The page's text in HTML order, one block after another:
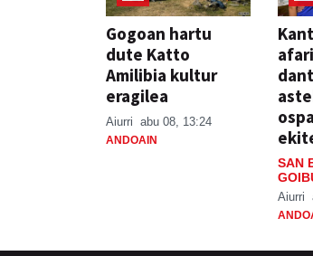
Gogoan hartu
dute Katto
Amilibia kultur
eragilea
Aiurri abu 08, 13:24
ANDOAIN
SAN
Aiurri